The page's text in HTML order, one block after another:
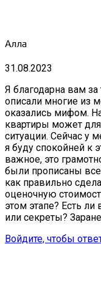
Алла
31.08.2023
Я благодарна вам
описали многие из
оказались мифом.
квартиры может
ситуации. Сейчас у
я буду спокойней к
важное, это
были прописаны
как правильно
оценочную
этом этапе? Есть
или секреты?
Войдите, чтобы